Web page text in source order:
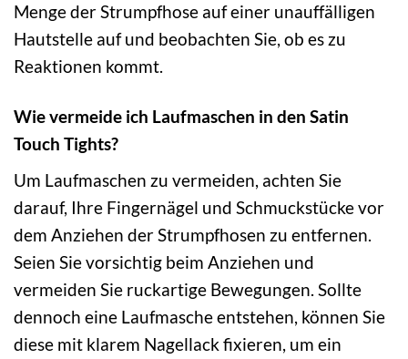
Menge der Strumpfhose auf einer unauffälligen
Hautstelle auf und beobachten Sie, ob es zu
Reaktionen kommt.
Wie vermeide ich Laufmaschen in den Satin
Touch Tights?
Um Laufmaschen zu vermeiden, achten Sie
darauf, Ihre Fingernägel und Schmuckstücke vor
dem Anziehen der Strumpfhosen zu entfernen.
Seien Sie vorsichtig beim Anziehen und
vermeiden Sie ruckartige Bewegungen. Sollte
dennoch eine Laufmasche entstehen, können Sie
diese mit klarem Nagellack fixieren, um ein